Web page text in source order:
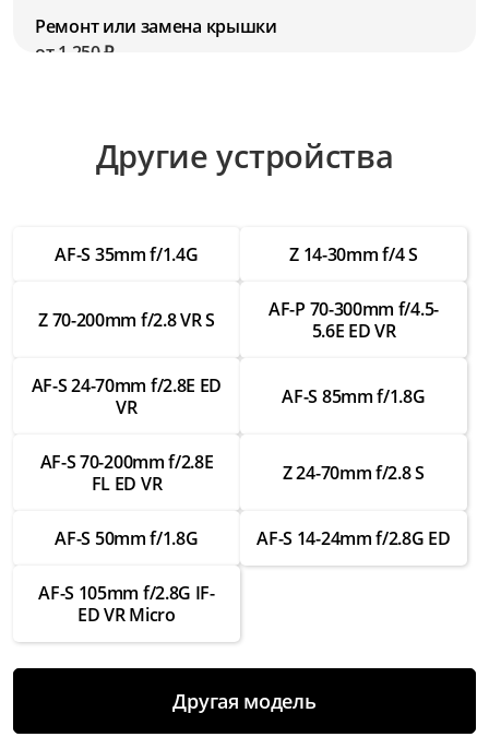
Ремонт или замена крышки
от 1 250 ₽
Ремонт резьбы для фильтров
от 3 500 ₽
от 2 000 ₽
Замена креплений
от 1 750 ₽
от 3 500 ₽
Ремонт байонета
от 2 000 ₽
Другие устройства
AF-S 35mm f/1.4G Z 14-30mm f/4 S
Z 70-200mm f/2.8 VR S
AF-P 70-300mm f/4.5-
5.6E ED VR
AF-S 24-70mm f/2.8E ED
VR
AF-S 85mm f/1.8G
AF-S 70-200mm f/2.8E
FL ED VR
Z 24-70mm f/2.8 S
AF-S 50mm f/1.8G AF-S 14-24mm f/2.8G ED
AF-S 105mm f/2.8G IF-
ED VR Micro
Другая модель